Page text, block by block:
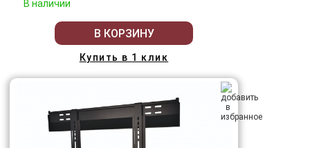
В наличии
В КОРЗИНУ
Купить в 1 клик